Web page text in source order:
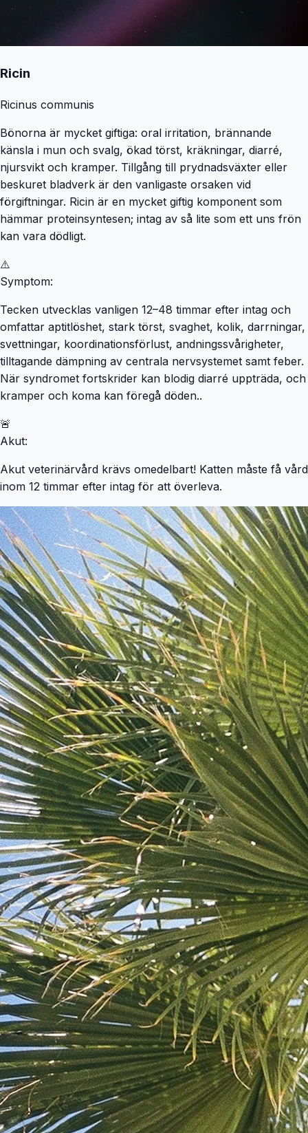
Ricin
Ricinus communis
Bönorna är mycket giftiga: oral irritation, brännande
känsla i mun och svalg, ökad törst, kräkningar, diarré,
njursvikt och kramper. Tillgång till prydnadsväxter eller
beskuret bladverk är den vanligaste orsaken vid
förgiftningar. Ricin är en mycket giftig komponent som
hämmar proteinsyntesen; intag av så lite som ett uns frön
kan vara dödligt.
⚠️
Symptom:
Tecken utvecklas vanligen 12–48 timmar efter intag och
omfattar aptitlöshet, stark törst, svaghet, kolik, darrningar,
svettningar, koordinationsförlust, andningssvårigheter,
tilltagande dämpning av centrala nervsystemet samt feber.
När syndromet fortskrider kan blodig diarré uppträda, och
kramper och koma kan föregå döden..
🚨
Akut:
Akut veterinärvård krävs omedelbart! Katten måste få vård
inom 12 timmar efter intag för att överleva.